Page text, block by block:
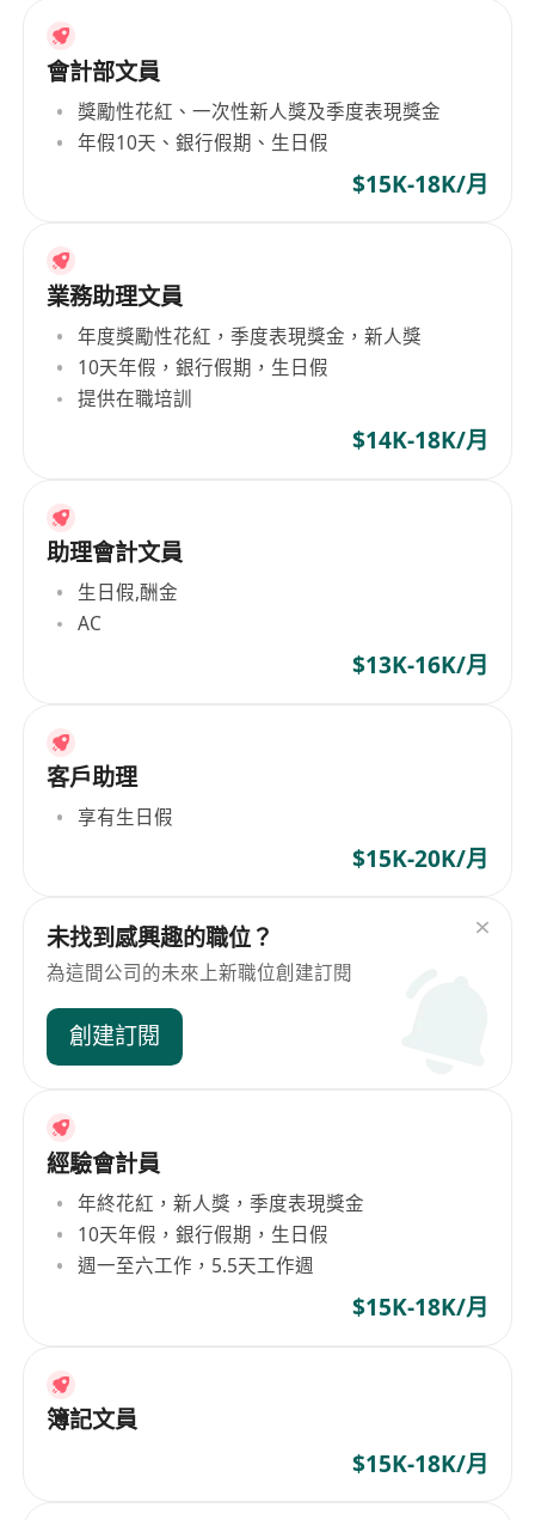
會計部文員
獎勵性花紅、一次性新人獎及季度表現獎金
年假10天、銀行假期、生日假
$15K-18K/月
業務助理文員
年度獎勵性花紅，季度表現獎金，新人獎
10天年假，銀行假期，生日假
提供在職培訓
$14K-18K/月
助理會計文員
生日假,酬金
AC
$13K-16K/月
客戶助理
享有生日假
$15K-20K/月
未找到感興趣的職位？
為這間公司的未來上新職位創建訂閱
創建訂閱
經驗會計員
年終花紅，新人獎，季度表現獎金
10天年假，銀行假期，生日假
週一至六工作，5.5天工作週
$15K-18K/月
簿記文員
$15K-18K/月